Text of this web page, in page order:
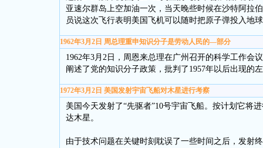
亚速尔群岛上空加油一次，当天晚些时候在沙特阿拉
员说这次飞行表明美国飞机可以随时把原子弹投入地
1962年3月2日 周总理重申知识分子是劳动人民的—部分
1962年3月2日，周恩来总理在广州召开的科学工作会
阐述了党的知识分子政策，批判了1957年以后出现
1972年3月2日 美国发射宇宙飞船对木星进行考察
美国今天发射了“先驱者”10号宇宙飞船。按计划它将
达木星。
由于技术问题在关键时刻耽误了一些时间之后，发射